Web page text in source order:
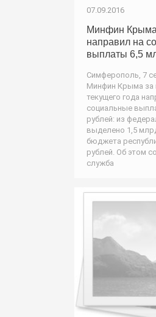
07.09.2016
Минфин Крыма
направил на
выплаты 6,5
Симферополь, 7
Минфин Крыма за
текущего года
социальные
рублей: из
выделено 1,5
бюджета
рублей. Об этом
служба